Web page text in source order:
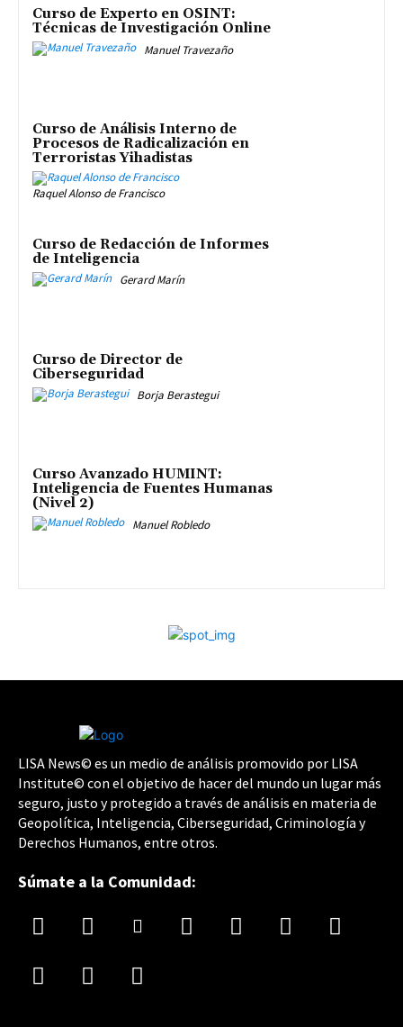
Curso de Experto en OSINT:
Técnicas de Investigación Online
Manuel Travezaño
Curso de Análisis Interno de
Procesos de Radicalización en
Terroristas Yihadistas
Raquel Alonso de Francisco
Curso de Redacción de Informes
de Inteligencia
Gerard Marín
Curso de Director de
Ciberseguridad
Borja Berastegui
Curso Avanzado HUMINT:
Inteligencia de Fuentes Humanas
(Nivel 2)
Manuel Robledo
LISA News© es un medio de análisis promovido por LISA
Institute© con el objetivo de hacer del mundo un lugar más
seguro, justo y protegido a través de análisis en materia de
Geopolítica, Inteligencia, Ciberseguridad, Criminología y
Derechos Humanos, entre otros.
Súmate a la Comunidad: